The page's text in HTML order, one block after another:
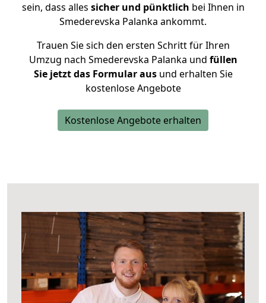
sein, dass alles sicher und pünktlich bei Ihnen in
Smederevska Palanka ankommt.
Trauen Sie sich den ersten Schritt für Ihren
Umzug nach Smederevska Palanka und füllen
Sie jetzt das Formular ausund erhalten Sie
kostenlose Angebote
Kostenlose Angebote erhalten